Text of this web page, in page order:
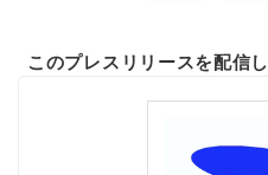
このプレスリリースを配信